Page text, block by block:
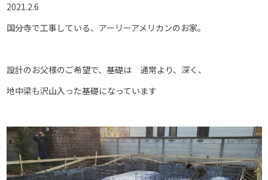
2021.2.6
国分寺で工事している、アーリーアメリカンのお家。
設計のお父様のご希望で、基礎は 通常より、深く、
地中梁も沢山入った基礎になっています